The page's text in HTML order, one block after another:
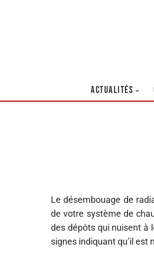
ACTUALITÉS
Le désembouage de
de votre système de
des dépôts qui nuisent à
signes indiquant qu’il